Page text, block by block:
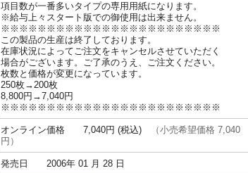
項目数が一番多いタイプの専用用紙になります。
※給与上々スタート版での御使用は出来ません。
※※※※※※※※※※※※※※※※※※※※※※※※
この製品の生産は終了しております。
在庫状況によってご注文をキャンセルさせていただく
場合がございます。ご了承のうえ、ご注文ください。
枚数と価格が変更になっています。
250枚→200枚
8,800円→7,040円
※※※※※※※※※※※※※※※※※※※※※※※※
オンライン価格 7,040円 (税込)
（小売希望価格 7,040
円）
発売日 2006年 01 月 28 日